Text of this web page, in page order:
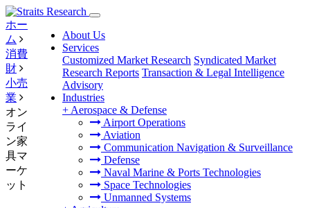
About Us
Services
Customized Market Research Syndicated Market
Research Reports Transaction & Legal Intelligence
Advisory
Industries
+ Aerospace & Defense
Airport Operations
Aviation
Communication Navigation & Surveillance
Defense
Naval Marine & Ports Technologies
Space Technologies
Unmanned Systems
ホー
ム
消費
財
小売
業
オン
ライ
ン家
具マ
ーケ
ット